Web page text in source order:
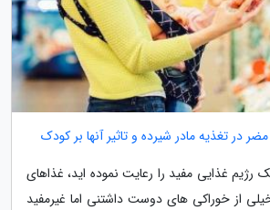
یک رژیم غذایی مفید را رعایت نموده اید، غذاهای
از خوراکی های دوست داشتنی اما غیرمفید